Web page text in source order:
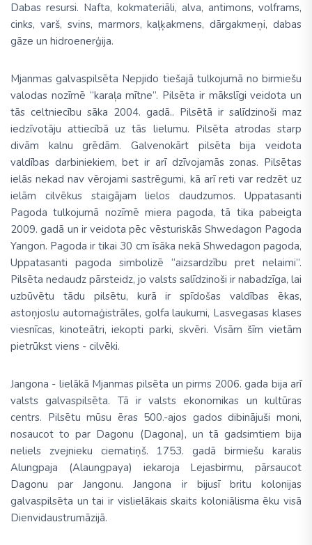
Dabas resursi. Nafta, kokmateriāli, alva, antimons, volframs,
cinks, varš, svins, marmors, kaļķakmens, dārgakmeņi, dabas
gāze un hidroenerģija.
Mjanmas galvaspilsēta Nepjido tiešajā tulkojumā no birmiešu
valodas nozīmē “karaļa mītne”. Pilsēta ir mākslīgi veidota un
tās celtniecību sāka 2004. gadā.. Pilsētā ir salīdzinoši maz
iedzīvotāju attiecībā uz tās lielumu. Pilsēta atrodas starp
divām kalnu grēdām. Galvenokārt pilsēta bija veidota
valdības darbiniekiem, bet ir arī dzīvojamās zonas. Pilsētas
ielās nekad nav vērojami sastrēgumi, kā arī reti var redzēt uz
ielām cilvēkus staigājam lielos daudzumos. Uppatasanti
Pagodatulkojumā nozīmē miera pagoda,tā tika pabeigta
2009. gadā un ir veidota pēc vēsturiskās Shwedagon Pagoda
Yangon. Pagoda ir tikai 30 cm īsāka nekā Shwedagon pagoda,
Uppatasanti pagoda simbolizē “aizsardzību pret nelaimi”.
Pilsēta nedaudz pārsteidz, jo valsts salīdzinoši ir nabadzīga, lai
uzbūvētu tādu pilsētu, kurā ir spīdošas valdības ēkas,
astoņjoslu automaģistrāles, golfa laukumi, Lasvegasas klases
viesnīcas, kinoteātri, iekopti parki, skvēri. Visām šīm vietām
pietrūkst viens - cilvēki.
Jangona - lielākā Mjanmas pilsēta un pirms 2006. gada bija arī
valsts galvaspilsēta. Tā ir valsts ekonomikas un kultūras
centrs. Pilsētu mūsu ēras 500.-ajos gados dibinājuši moni,
nosaucot to par Dagonu (Dagona), un tā gadsimtiem bija
neliels zvejnieku ciematiņš. 1753. gadā birmiešu karalis
Alungpaja (Alaungpaya) iekaroja Lejasbirmu, pārsaucot
Dagonu par Jangonu. Jangona ir bijusī britu kolonijas
galvaspilsēta un tai ir vislielākais skaits koloniālisma ēku visā
Dienvidaustrumāzijā.